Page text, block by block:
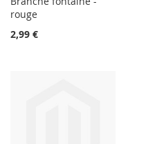
rouge
2,99 €